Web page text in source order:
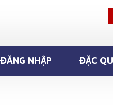
ĐĂNG NHẬP ĐẶC